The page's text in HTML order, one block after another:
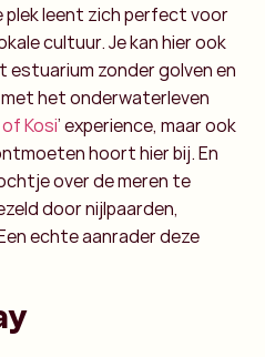
leent zich perfect voor
cultuur. Je kan hier ook
estuarium zonder golven en
het onderwaterleven
Kosi’ experience, maar ook
hoort hier bij. En
over de meren te
door nijlpaarden,
echte aanrader deze